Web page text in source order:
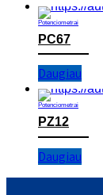
Potenciometrai
PC67
Daugiau
Potenciometrai
PZ12
Daugiau